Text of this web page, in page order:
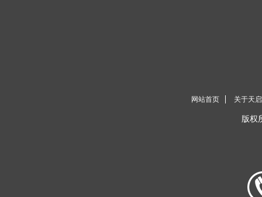
网站首页 关于天启
版权